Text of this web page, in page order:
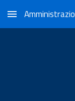
Skip to main